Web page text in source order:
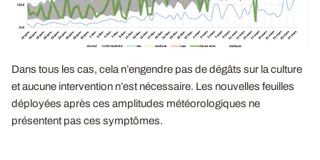
Dans tous les cas, cela n’engendre pas de dégâts sur la culture
et aucune intervention n’est nécessaire. Les nouvelles feuilles
déployées après ces amplitudes météorologiques ne
présentent pas ces symptômes.